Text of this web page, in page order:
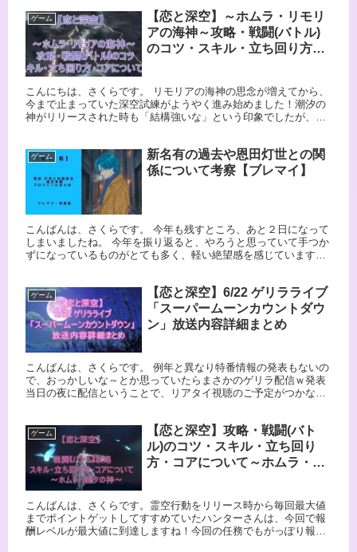
ゲーム
【恋と深空】～ホムラ・リモリ
アの海神～攻略・戦闘(バトル)
のコツ・スキル・立ち回り方・
こんにちは、さくらです。 リモリアの海神の思念が増えてから、
今まで止まっていた深空試練がようやく進み始めました！潮汐の
神がリリースされた時も「結構強いな」という印象でしたが、今
ゲーム
新名有の過去や恩田灯世との関
係について考察【ブレマイ】
こんばんは、さくらです。 今年も残すところ、あと２日になって
しまいましたね。 今年を振り返ると、やろうと思っていて手つか
ずになっているものがとても多く、軽い絶望感を感じていますｗ
ゲーム
【恋と深空】6/22 ゲリラライブ
「スーパームーンカウントダウ
ン」放送内容詳細まとめ
こんばんは、さくらです。 例年と異なり特番情報の発表もないの
で、おっかしいな～とか思っていたらまさかのゲリラ配信ｗ発表
当日の夜に配信ということで、リアタイ視聴のご予定がつかなか
ゲーム
【恋と深空】攻略・戦闘(バト
ル)のコツ・スキル・立ち回り
方・コアについて～ホムラ・潮
こんばんは、さくらです。霊空行動をリリース時から毎回最大値
までポイントゲットしてすすめていたハンターさんは、今回で報
酬レベルが最大値に到達しますね！今回の任務でもがっぽり報酬